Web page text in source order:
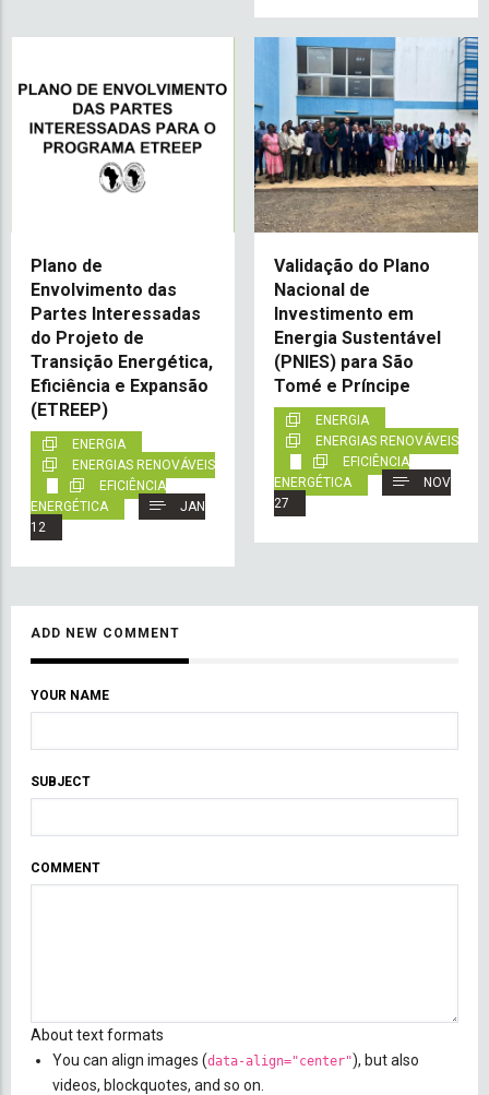
Plano de
Envolvimento das
Partes Interessadas
do Projeto de
Transição Energética,
Eficiência e Expansão
(ETREEP)
ENERGIA
ENERGIAS RENOVÁVEIS
EFICIÊNCIA
ENERGÉTICA
JAN
12
Validação do Plano
Nacional de
Investimento em
Energia Sustentável
(PNIES) para São
Tomé e Príncipe
ENERGIA
ENERGIAS RENOVÁVEIS
EFICIÊNCIA
ENERGÉTICA
NOV
27
ADD NEW COMMENT
YOUR NAME
SUBJECT
COMMENT
About text formats
You can align images (data-align="center"), but also
videos, blockquotes, and so on.